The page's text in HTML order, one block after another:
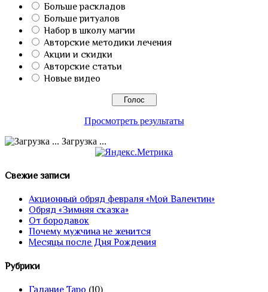
Больше раскладов
Больше ритуалов
Набор в школу магии
Авторские методики лечения
Акции и скидки
Авторские статьи
Новые видео
Просмотреть результаты
Загрузка ...
Свежие записи
Акционный обряд февраля «Мой Валентин»
Обряд «Зимняя сказка»
От бородавок
Почему мужчина не женится
Месяцы после Дня Рождения
Рубрики
Гадание Таро (10)